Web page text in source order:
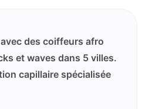
des coiffeurs afro
et waves dans 5 villes.
capillaire spécialisée